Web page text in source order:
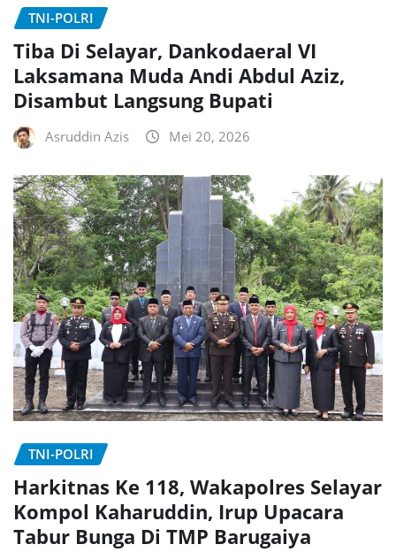
TNI-POLRI
Tiba Di Selayar, Dankodaeral VI
Laksamana Muda Andi Abdul Aziz,
Disambut Langsung Bupati
Asruddin Azis Mei 20, 2026
TNI-POLRI
Harkitnas Ke 118, Wakapolres Selayar
Kompol Kaharuddin, Irup Upacara
Tabur Bunga Di TMP Barugaiya